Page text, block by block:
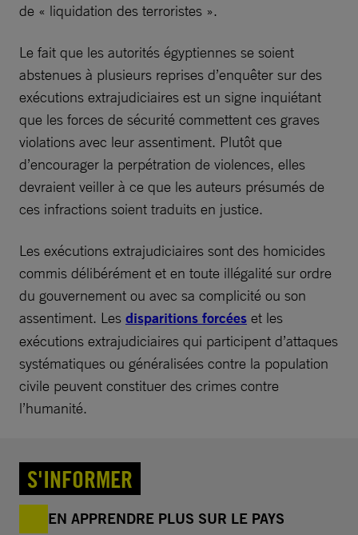
de « liquidation des terroristes ».
Le fait que les autorités égyptiennes se soient
abstenues à plusieurs reprises d’enquêter sur des
exécutions extrajudiciaires est un signe inquiétant
que les forces de sécurité commettent ces graves
violations avec leur assentiment. Plutôt que
d’encourager la perpétration de violences, elles
devraient veiller à ce que les auteurs présumés de
ces infractions soient traduits en justice.
Les exécutions extrajudiciaires sont des homicides
commis délibérément et en toute illégalité sur ordre
du gouvernement ou avec sa complicité ou son
assentiment. Les disparitions forcées et les
exécutions extrajudiciaires qui participent d’attaques
systématiques ou généralisées contre la population
civile peuvent constituer des crimes contre
l’humanité.
S'INFORMER
EN APPRENDRE PLUS SUR LE PAYS